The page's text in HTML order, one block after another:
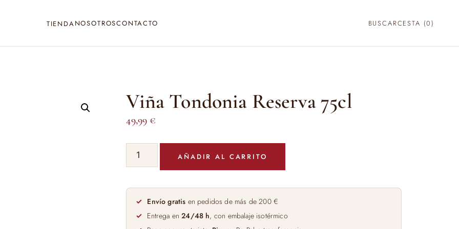
TIENDANOSOTROSCONTACTO BUSCARCESTA (0)
Viña Tondonia Reserva 75cl
49,99 €
Viña
Tondonia
75cl
cantidad
AÑADIR AL CARRITO
Envío gratis en pedidos de más de 200 €
Entrega en24/48 h, con embalaje isotérmico